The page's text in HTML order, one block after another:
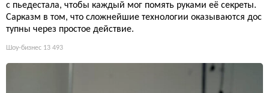
с пьедестала, чтобы каждый мог помять руками её секреты.
Сарказм в том, что сложнейшие технологии оказываются дос
тупны через простое действие.
Шоу-бизнес 13 493